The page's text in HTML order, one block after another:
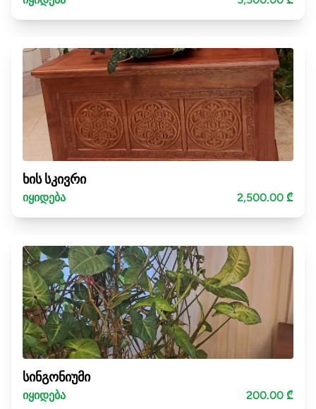
ხის სკივრი
იყიდება 2,500.00 ₾
სინგონიუმი
იყიდება 200.00 ₾